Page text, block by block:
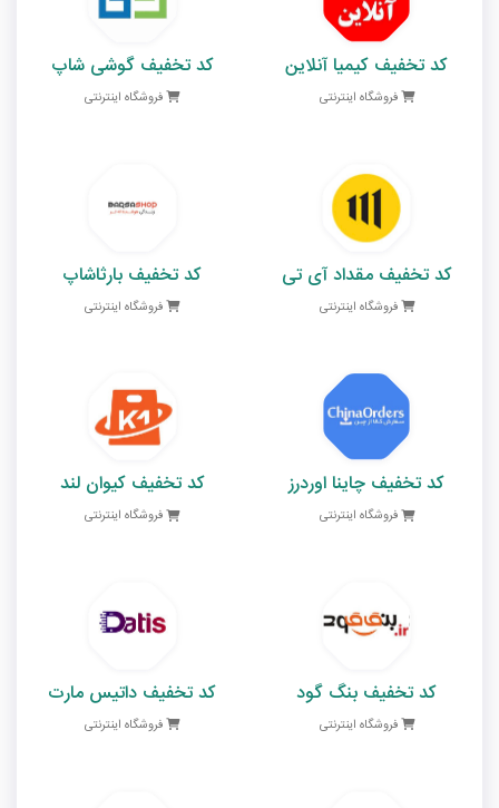
کد تخفیف کیمیا آنلاین
فروشگاه اینترنتی
کد تخفیف گوشی شاپ
فروشگاه اینترنتی
کد تخفیف مقداد آی تی
فروشگاه اینترنتی
کد تخفیف بارثاشاپ
فروشگاه اینترنتی
کد تخفیف چاینا اوردرز
فروشگاه اینترنتی
کد تخفیف کیوان لند
فروشگاه اینترنتی
کد تخفیف بنگ گود
فروشگاه اینترنتی
کد تخفیف داتیس مارت
فروشگاه اینترنتی